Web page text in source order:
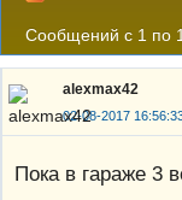
Сообщений с 1 по
alexmax42
02-08-2017
Пока в гараже 3